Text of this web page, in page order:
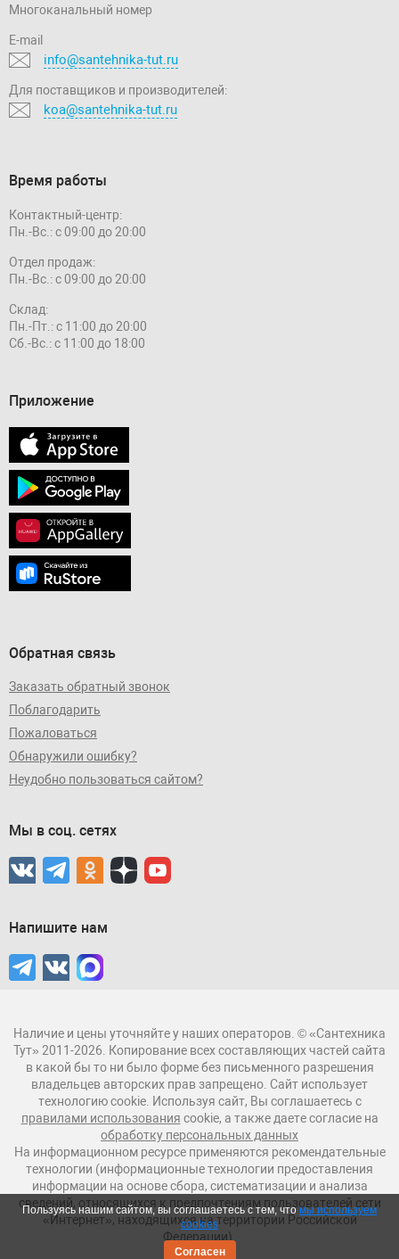
Многоканальный номер
E-mail
info@santehnika-tut.ru
Для поставщиков и производителей:
koa@santehnika-tut.ru
Время работы
Контактный-центр:
Пн.-Вс.: с 09:00 до 20:00
Отдел продаж:
Пн.-Вс.: с 09:00 до 20:00
Склад:
Пн.-Пт.: с 11:00 до 20:00
Сб.-Вс.: с 11:00 до 18:00
Приложение
Обратная связь
Заказать обратный звонок
Поблагодарить
Пожаловаться
Обнаружили ошибку?
Неудобно пользоваться сайтом?
Мы в соц. сетях
Напишите нам
Наличие и цены уточняйте у наших операторов. © «Сантехника
Тут» 2011-2026. Копирование всех составляющих частей сайта
в какой бы то ни было форме без письменного разрешения
владельцев авторских прав запрещено. Сайт использует
технологию cookie. Используя сайт, Вы соглашаетесь с
правилами использования cookie, а также даете согласие на
обработку персональных данных
На информационном ресурсе применяются рекомендательные
технологии (информационные технологии предоставления
информации на основе сбора, систематизации и анализа
сведений, относящихся к предпочтениям пользователей сети
«Интернет», находящихся на территории Российской
Федерации).
Пользуясь нашим сайтом, вы соглашаетесь с тем, чтомы используем
cookies
Согласен